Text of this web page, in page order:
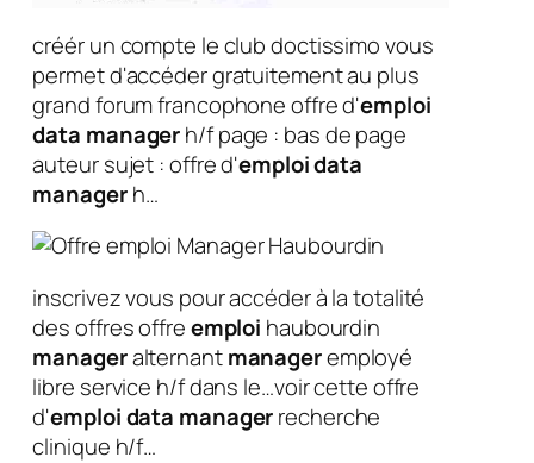
créér un compte le club doctissimo vous
permet d'accéder gratuitement au plus
grand forum francophone offre d'emploi
data managerh/f page : bas de page
auteur sujet : offre d'emploidata
managerh…
inscrivez vous pour accéder à la totalité
des offres offreemploi haubourdin
manageralternantmanageremployé
libre service h/f dans le…voir cette offre
d'emploidata managerrecherche
clinique h/f…